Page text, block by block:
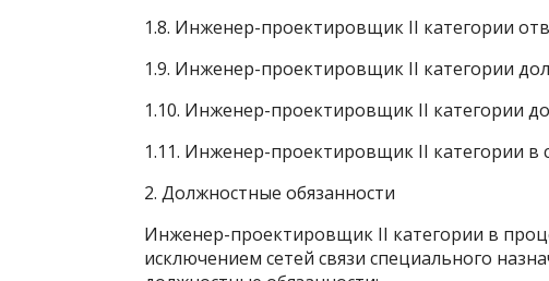
1.8. Инженер-проектировщик II категории
1.9. Инженер-проектировщик II категории
1.10. Инженер-проектировщик II категории
1.11. Инженер-проектировщик II категории в
2. Должностные обязанности
Инженер-проектировщик II категории в
исключением сетей связи специального